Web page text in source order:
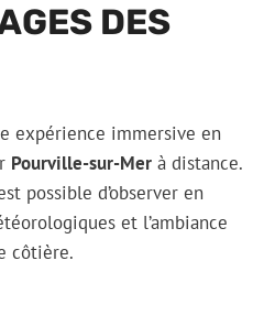
DES
expérience immersive en
Pourville-sur-Mer à distance.
possible d’observer en
et l’ambiance
côtière.